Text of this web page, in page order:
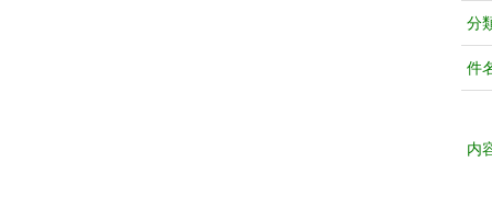
分
件
内